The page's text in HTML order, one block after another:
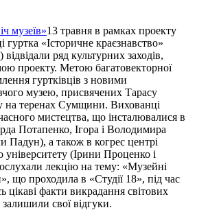
13 травня в рамках проекту
гуртка «Історичне краєзнавство»
ряд культурних заходів,
проекту. Метою багатовекторної
гуртківців з новими
музею, присвячених Тарасу
на теренах Сумщини. Вихованці
мистецтва, що інсталювалися в
Потапенко, Ігора і Володимира
а також в когрес центрі
(Ірини Проценко і
лекцію на тему: «Музейні
що проходила в «Студії 18», під час
цікаві факти викрадання світових
свої відгуки.